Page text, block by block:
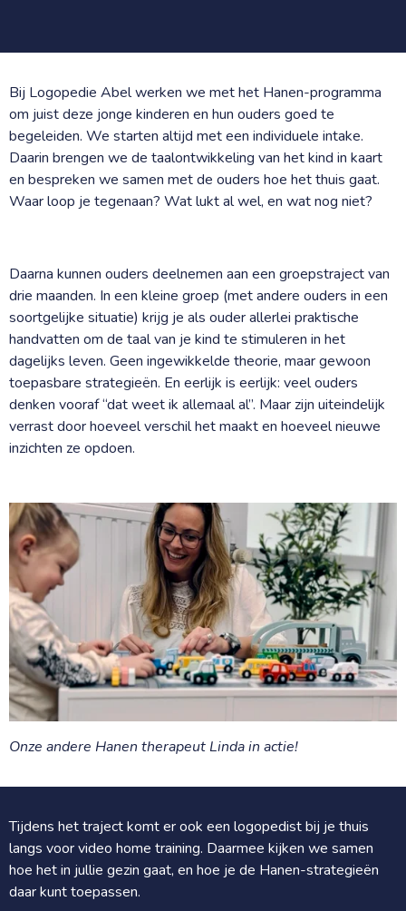
Bij Logopedie Abel werken we met het Hanen-programma
om juist deze jonge kinderen en hun ouders goed te
begeleiden. We starten altijd met een individuele intake.
Daarin brengen we de taalontwikkeling van het kind in kaart
en bespreken we samen met de ouders hoe het thuis gaat.
Waar loop je tegenaan? Wat lukt al wel, en wat nog niet?
Daarna kunnen ouders deelnemen aan een groepstraject van
drie maanden. In een kleine groep (met andere ouders in een
soortgelijke situatie) krijg je als ouder allerlei praktische
handvatten om de taal van je kind te stimuleren in het
dagelijks leven. Geen ingewikkelde theorie, maar gewoon
toepasbare strategieën. En eerlijk is eerlijk: veel ouders
denken vooraf “dat weet ik allemaal al”. Maar zijn uiteindelijk
verrast door hoeveel verschil het maakt en hoeveel nieuwe
inzichten ze opdoen.
Onze andere Hanen therapeut Linda in actie!
Tijdens het traject komt er ook een logopedist bij je thuis
langs voor video home training. Daarmee kijken we samen
hoe het in jullie gezin gaat, en hoe je de Hanen-strategieën
daar kunt toepassen.